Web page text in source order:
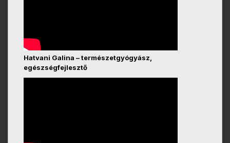
Hatvani Galina – természetgyógyász,
egészségfejlesztő